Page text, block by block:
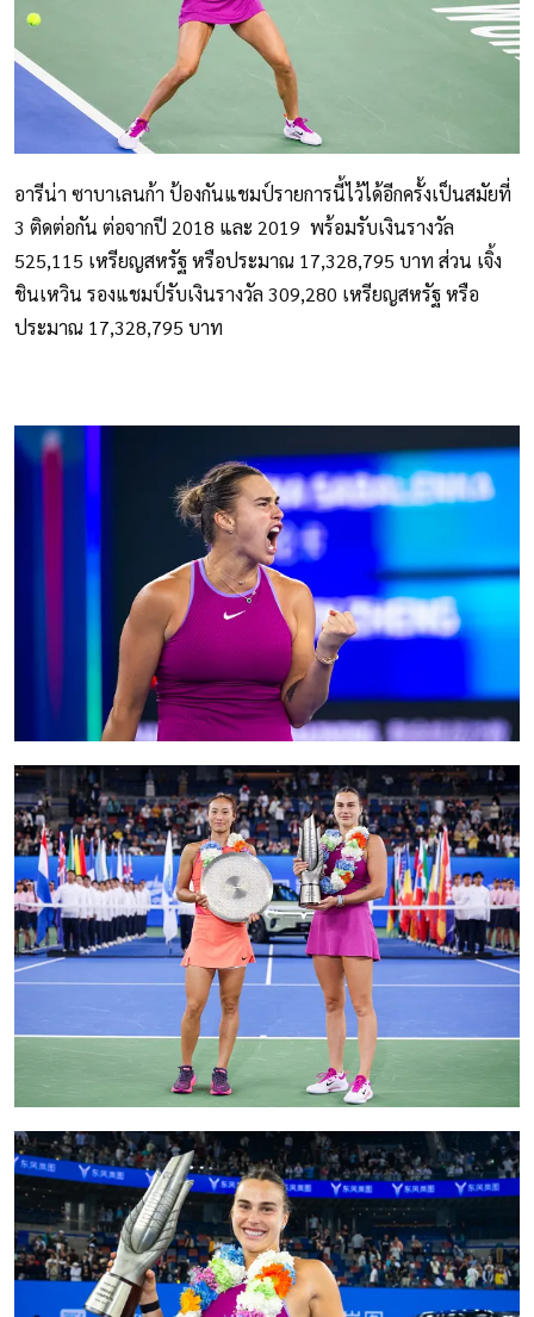
อารีน่า ซาบาเลนก้า ป้องกันแชมป์รายการนี้ไว้ได้อีกครั้งเป็นสมัยที่
3 ติดต่อกัน ต่อจากปี 2018 และ 2019 พร้อมรับเงินรางวัล
525,115 เหรียญสหรัฐ หรือประมาณ 17,328,795 บาท ส่วน เจิ้ง
ชินเหวิน รองแชมป์รับเงินรางวัล 309,280 เหรียญสหรัฐ หรือ
ประมาณ 17,328,795 บาท